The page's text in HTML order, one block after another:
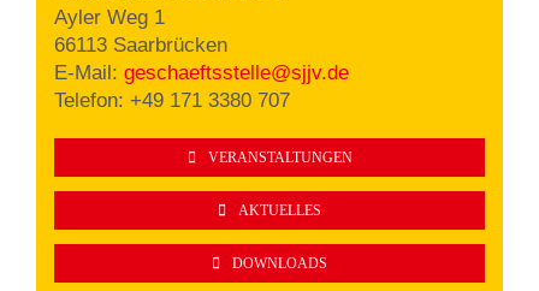
Ayler Weg 1
66113 Saarbrücken
E-Mail: geschaeftsstelle@sjjv.de
Telefon: +49 171 3380 707
VERANSTALTUNGEN
AKTUELLES
DOWNLOADS